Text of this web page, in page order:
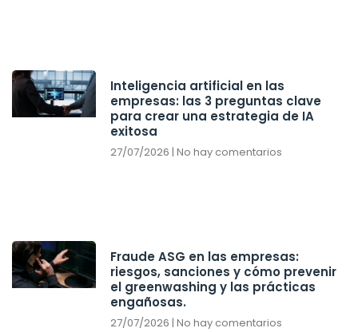
Inteligencia artificial en las
empresas: las 3 preguntas clave
para crear una estrategia de IA
exitosa
27/07/2026 No hay comentarios
Fraude ASG en las empresas:
riesgos, sanciones y cómo prevenir
el greenwashing y las prácticas
engañosas.
27/07/2026 No hay comentarios